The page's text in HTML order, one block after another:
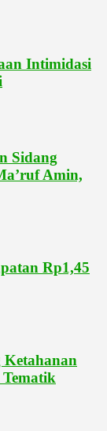
Intimidasi
Sidang
Amin,
Rp1,45
Ketahanan